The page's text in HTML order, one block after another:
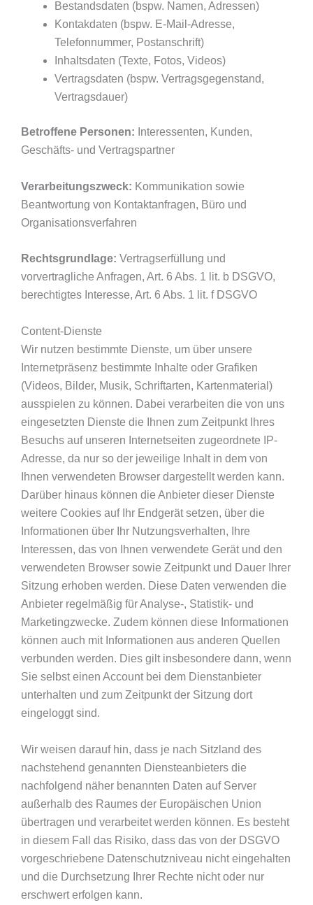
Bestandsdaten (bspw. Namen, Adressen)
Kontakdaten (bspw. E-Mail-Adresse,
Telefonnummer, Postanschrift)
Inhaltsdaten (Texte, Fotos, Videos)
Vertragsdaten (bspw. Vertragsgegenstand,
Vertragsdauer)
Betroffene Personen: Interessenten, Kunden,
Geschäfts- und Vertragspartner
Verarbeitungszweck: Kommunikation sowie
Beantwortung von Kontaktanfragen, Büro und
Organisationsverfahren
Rechtsgrundlage: Vertragserfüllung und
vorvertragliche Anfragen, Art. 6 Abs. 1 lit. b DSGVO,
berechtigtes Interesse, Art. 6 Abs. 1 lit. f DSGVO
Content-Dienste
Wir nutzen bestimmte Dienste, um über unsere
Internetpräsenz bestimmte Inhalte oder Grafiken
(Videos, Bilder, Musik, Schriftarten, Kartenmaterial)
ausspielen zu können. Dabei verarbeiten die von uns
eingesetzten Dienste die Ihnen zum Zeitpunkt Ihres
Besuchs auf unseren Internetseiten zugeordnete IP-
Adresse, da nur so der jeweilige Inhalt in dem von
Ihnen verwendeten Browser dargestellt werden kann.
Darüber hinaus können die Anbieter dieser Dienste
weitere Cookies auf Ihr Endgerät setzen, über die
Informationen über Ihr Nutzungsverhalten, Ihre
Interessen, das von Ihnen verwendete Gerät und den
verwendeten Browser sowie Zeitpunkt und Dauer Ihrer
Sitzung erhoben werden. Diese Daten verwenden die
Anbieter regelmäßig für Analyse-, Statistik- und
Marketingzwecke. Zudem können diese Informationen
können auch mit Informationen aus anderen Quellen
verbunden werden. Dies gilt insbesondere dann, wenn
Sie selbst einen Account bei dem Dienstanbieter
unterhalten und zum Zeitpunkt der Sitzung dort
eingeloggt sind.
Wir weisen darauf hin, dass je nach Sitzland des
nachstehend genannten Diensteanbieters die
nachfolgend näher benannten Daten auf Server
außerhalb des Raumes der Europäischen Union
übertragen und verarbeitet werden können. Es besteht
in diesem Fall das Risiko, dass das von der DSGVO
vorgeschriebene Datenschutzniveau nicht eingehalten
und die Durchsetzung Ihrer Rechte nicht oder nur
erschwert erfolgen kann.